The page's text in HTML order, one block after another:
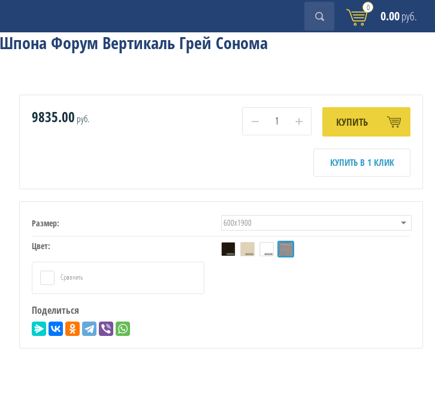
0
0.00руб.
Форум Вертикаль Грей Сонома
9835.00 руб. − + КУПИТЬ
КУПИТЬ В 1 КЛИК
Размер: 600х1900
Цвет:
Сравнить
Поделиться